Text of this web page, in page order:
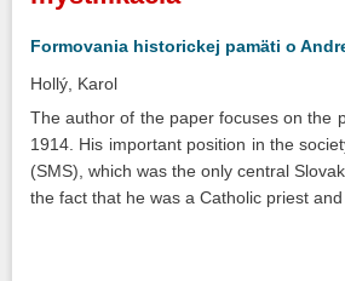
Formovania historickej pamäti o
Hollý, Karol
The author of the paper focuses on the
1914. His important position in the
(SMS), which was the only central
the fact that he was a Catholic priest